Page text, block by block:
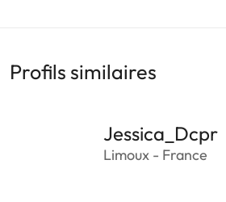
Profils similaires
Jessica_Dcpr
Limoux - France